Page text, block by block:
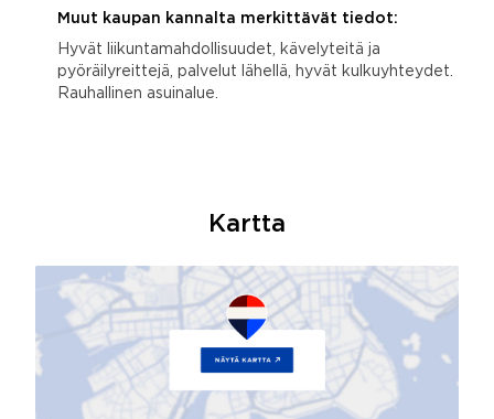
Muut kaupan kannalta merkittävät tiedot:
Hyvät liikuntamahdollisuudet, kävelyteitä ja
pyöräilyreittejä, palvelut lähellä, hyvät kulkuyhteydet.
Rauhallinen asuinalue.
Kartta